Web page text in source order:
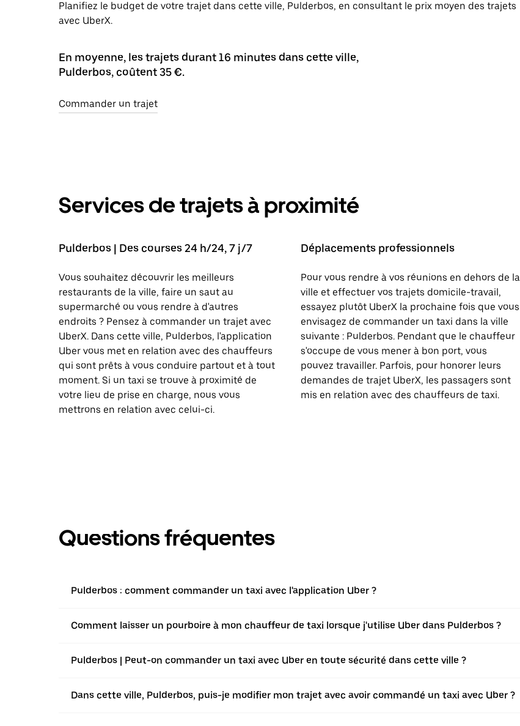
Planifiez le budget de votre trajet dans cette ville, Pulderbos, en consultant le prix moyen des trajets
avec UberX.
En moyenne, les trajets durant 16 minutes dans cette ville,
Pulderbos, coûtent 35 €.
Commander un trajet
Services de trajets à proximité
Pulderbos | Des courses 24 h/24, 7 j/7
Vous souhaitez découvrir les meilleurs
restaurants de la ville, faire un saut au
supermarché ou vous rendre à d'autres
endroits ? Pensez à commander un trajet avec
UberX. Dans cette ville, Pulderbos, l'application
Uber vous met en relation avec des chauffeurs
qui sont prêts à vous conduire partout et à tout
moment. Si un taxi se trouve à proximité de
votre lieu de prise en charge, nous vous
mettrons en relation avec celui-ci.
Déplacements professionnels
Pour vous rendre à vos réunions en dehors de la
ville et effectuer vos trajets domicile-travail,
essayez plutôt UberX la prochaine fois que vous
envisagez de commander un taxi dans la ville
suivante : Pulderbos. Pendant que le chauffeur
s'occupe de vous mener à bon port, vous
pouvez travailler. Parfois, pour honorer leurs
demandes de trajet UberX, les passagers sont
mis en relation avec des chauffeurs de taxi.
Questions fréquentes
Pulderbos : comment commander un taxi avec l'application Uber ?
Comment laisser un pourboire à mon chauffeur de taxi lorsque j'utilise Uber dans Pulderbos ?
Pulderbos | Peut-on commander un taxi avec Uber en toute sécurité dans cette ville ?
Dans cette ville, Pulderbos, puis-je modifier mon trajet avec avoir commandé un taxi avec Uber ?